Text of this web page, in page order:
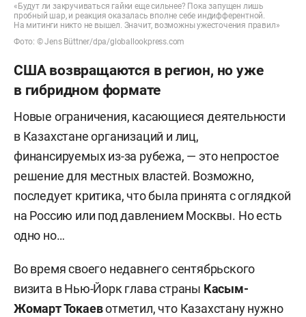
«Будут ли закручиваться гайки еще сильнее? Пока запущен лишь
пробный шар, и реакция оказалась вполне себе индифферентной.
На митинги никто не вышел. Значит, возможны ужесточения правил»
Фото: © Jens Büttner/dpa/globallookpress.com
США возвращаются в регион, но уже
в гибридном формате
Новые ограничения, касающиеся деятельности
в Казахстане организаций и лиц,
финансируемых из-за рубежа, — это непростое
решение для местных властей. Возможно,
последует критика, что была принята с оглядкой
на Россию или под давлением Москвы. Но есть
одно но…
Во время своего недавнего сентябрьского
визита в Нью-Йорк глава страны Касым-
Жомарт Токаевотметил, что Казахстану нужно